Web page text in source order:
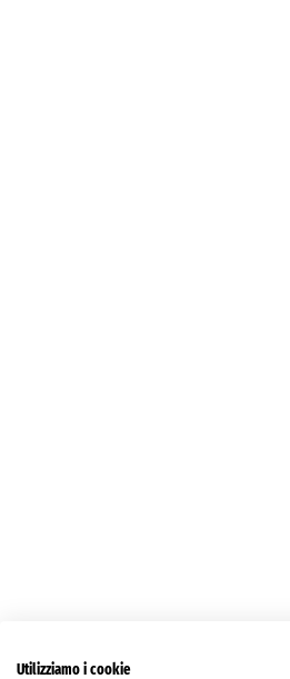
Utilizziamo i cookie